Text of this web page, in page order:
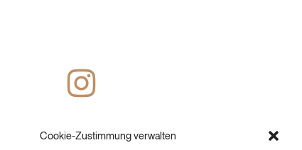
Cookie-Zustimmung verwalten